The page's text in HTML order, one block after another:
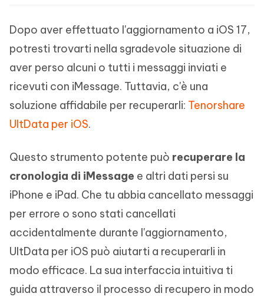
Dopo aver effettuato l'aggiornamento a iOS 17,
potresti trovarti nella sgradevole situazione di
aver perso alcuni o tutti i messaggi inviati e
ricevuti con iMessage. Tuttavia, c'è una
soluzione affidabile per recuperarli: Tenorshare
UltData per iOS.
Questo strumento potente può recuperare la
cronologia di iMessage e altri dati persi su
iPhone e iPad. Che tu abbia cancellato messaggi
per errore o sono stati cancellati
accidentalmente durante l'aggiornamento,
UltData per iOS può aiutarti a recuperarli in
modo efficace. La sua interfaccia intuitiva ti
guida attraverso il processo di recupero in modo